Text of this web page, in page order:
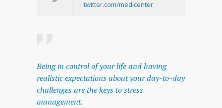
twitter.com/medicenter
Being in control of your life and having
realistic expectations about your day-to-day
challenges are the keys to stress
management.